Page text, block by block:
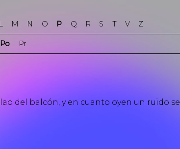
L M N O P Q R S T V Z
Po Pr
del balcón, y en cuanto oyen un ruido se